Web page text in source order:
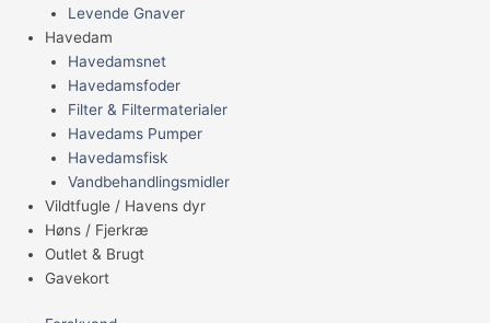
Levende Gnaver
Havedam
Havedamsnet
Havedamsfoder
Filter & Filtermaterialer
Havedams Pumper
Havedamsfisk
Vandbehandlingsmidler
Vildtfugle / Havens dyr
Høns / Fjerkræ
Outlet & Brugt
Gavekort